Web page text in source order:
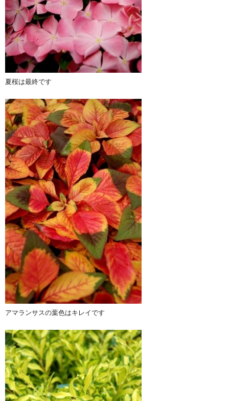
夏桜は最終です
アマランサスの葉色はキレイです